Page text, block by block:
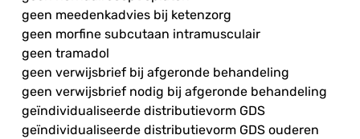
geen meedenkadvies bij ketenzorg
geen morfine subcutaan intramusculair
geen tramadol
geen verwijsbrief bij afgeronde behandeling
geen verwijsbrief nodig bij afgeronde behandeling
geïndividualiseerde distributievorm GDS
geïndividualiseerde distributievorm GDS ouderen